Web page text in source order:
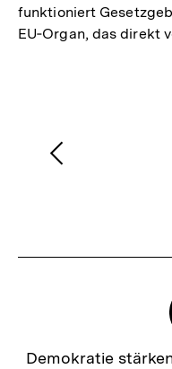
funktioniert
EU‑Organ, das direkt
Vorherigen
Zur
Demokratie